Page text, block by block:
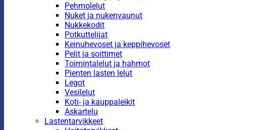
Pehmolelut
Nuket ja nukenvaunut
Nukkekodit
Potkuttelijat
Keinuhevoset ja keppihevoset
Pelit ja soittimet
Toimintalelut ja hahmot
Pienten lasten lelut
Legot
Vesilelut
Koti- ja kauppaleikit
Askartelu
Lastentarvikkeet